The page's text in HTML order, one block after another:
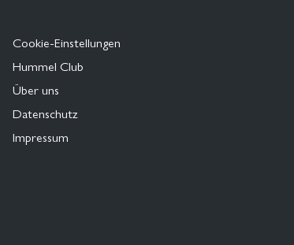
Cookie-Einstellungen
Hummel Club
Über uns
Datenschutz
Impressum